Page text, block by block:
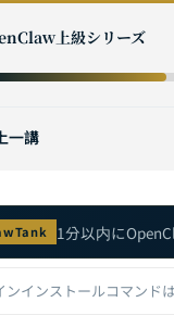
設定完全ガイ
トラブルシュ
上級シリーズ
一講
1分以内に
インストールコマンド